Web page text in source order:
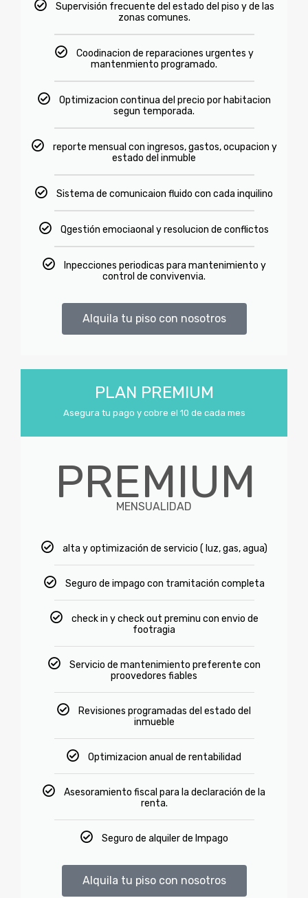
Supervisión frecuente del estado del piso y de las
zonas comunes.
Coodinacion de reparaciones urgentes y
mantenmiento programado.
Optimizacion continua del precio por habitacion
segun temporada.
reporte mensual con ingresos, gastos, ocupacion y
estado del inmuble
Sistema de comunicaion fluido con cada inquilino
Qgestión emociaonal y resolucion de conflictos
Inpecciones periodicas para mantenimiento y
control de convivenvia.
Alquila tu piso con nosotros
PLAN PREMIUM
Asegura tu pago y cobre el 10 de cada mes
PREMIUM
MENSUALIDAD
alta y optimización de servicio ( luz, gas, agua)
Seguro de impago con tramitación completa
check in y check out preminu con envio de
footragia
Servicio de mantenimiento preferente con
proovedores fiables
Revisiones programadas del estado del
inmueble
Optimizacion anual de rentabilidad
Asesoramiento fiscal para la declaración de la
renta.
Seguro de alquiler de Impago
Alquila tu piso con nosotros